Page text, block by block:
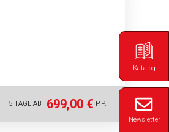
Katalog
Newsletter
5 TAGE AB 699,00 € P.P.